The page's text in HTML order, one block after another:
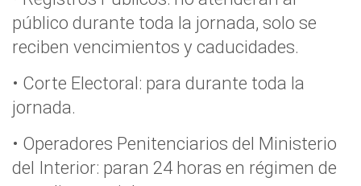
público durante toda la jornada, solo se
reciben vencimientos y caducidades.
• Corte Electoral: para durante toda la
jornada.
• Operadores Penitenciarios del Ministerio
del Interior: paran 24 horas en régimen de